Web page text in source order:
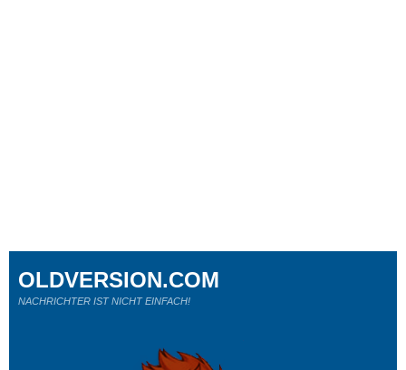
OLDVERSION.COM
NACHRICHTER IST NICHT EINFACH!